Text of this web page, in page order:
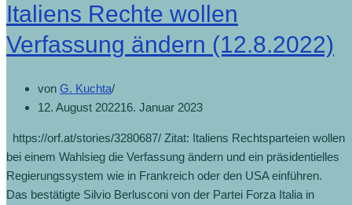
BP-
(15.8.2022)
Italiens Rechte wollen
Verfassung ändern (12.8.2022)
von G. Kuchta
12. August 202216. Januar 2023
https://orf.at/stories/3280687/ Zitat: Italiens Rechtsparteien wollen
bei einem Wahlsieg die Verfassung ändern und ein präsidentielles
Regierungssystem wie in Frankreich oder den USA einführen.
Das bestätigte Silvio Berlusconi von der Partei Forza Italia in